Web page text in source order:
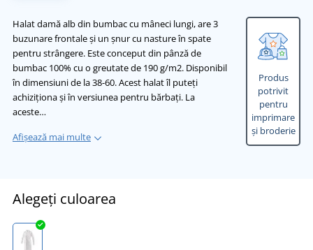
Halat damă alb din bumbac cu mâneci lungi, are 3
buzunare frontale și un șnur cu nasture în spate
pentru strângere. Este conceput din pânză de
bumbac 100% cu o greutate de 190 g/m2. Disponibil
în dimensiuni de la 38-60. Acest halat îl puteți
achiziționa și în versiunea pentru bărbați. La
aceste…
Afișează mai multe
Produs
potrivit
pentru
imprimare
și broderie
Alegeți culoarea